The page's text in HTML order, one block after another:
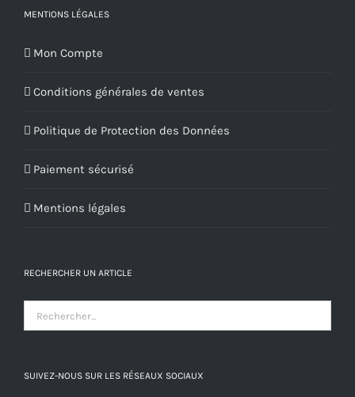
MENTIONS LÉGALES
Mon Compte
Conditions générales de ventes
Politique de Protection des Données
Paiement sécurisé
Mentions légales
RECHERCHER UN ARTICLE
SUIVEZ-NOUS SUR LES RÉSEAUX SOCIAUX